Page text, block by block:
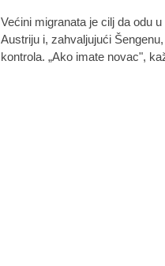
Većini migranata je cilj da odu
Austriju i, zahvaljujući
kontrola. „Ako imate novac",